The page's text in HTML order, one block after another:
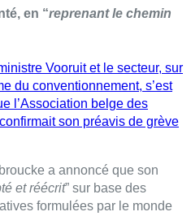
en “reprenant le chemin
Vooruit et le secteur, sur
du conventionnement, s’est
l’Association belge des
son préavis de grève
a annoncé que son
et réécrit” sur base des
formulées par le monde